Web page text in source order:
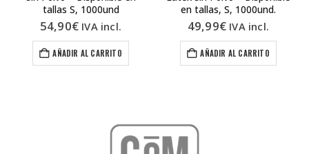
tallas S, 1000und
54,90€ IVA incl.
AÑADIR AL CARRITO
en tallas, S, 1000und.
49,99€ IVA incl.
AÑADIR AL CARRITO